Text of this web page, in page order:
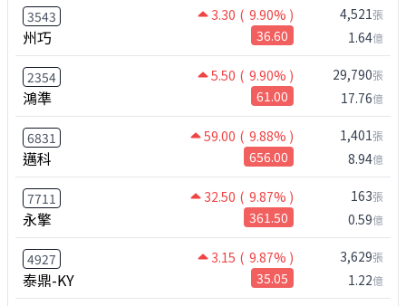
3543 3.30 ( 9.90% )
州巧 36.60
4,521張
1.64億
2354 5.50 ( 9.90% )
鴻準 61.00
29,790張
17.76億
6831 59.00 ( 9.88% )
邁科 656.00
1,401張
8.94億
7711 32.50 ( 9.87% )
永擎 361.50
163張
0.59億
4927 3.15 ( 9.87% )
泰鼎-KY 35.05
3,629張
1.22億